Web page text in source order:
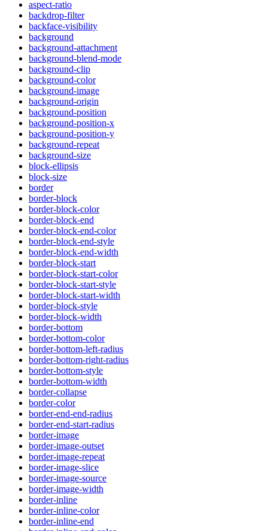
aspect-ratio
backdrop-filter
backface-visibility
background
background-attachment
background-blend-mode
background-clip
background-color
background-image
background-origin
background-position
background-position-x
background-position-y
background-repeat
background-size
block-ellipsis
block-size
border
border-block
border-block-color
border-block-end
border-block-end-color
border-block-end-style
border-block-end-width
border-block-start
border-block-start-color
border-block-start-style
border-block-start-width
border-block-style
border-block-width
border-bottom
border-bottom-color
border-bottom-left-radius
border-bottom-right-radius
border-bottom-style
border-bottom-width
border-collapse
border-color
border-end-end-radius
border-end-start-radius
border-image
border-image-outset
border-image-repeat
border-image-slice
border-image-source
border-image-width
border-inline
border-inline-color
border-inline-end